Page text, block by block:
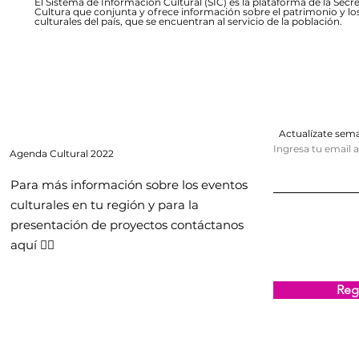
Cultura que conjunta y ofrece información sobre el patrimonio y
culturales del país, que se encuentran al servicio de la población.
Agenda Cultural 2022
Para más información sobre los eventos
culturales en tu región y para la
presentación de proyectos contáctanos
aquí 👇🏻
Actualízate
Ingresa tu email